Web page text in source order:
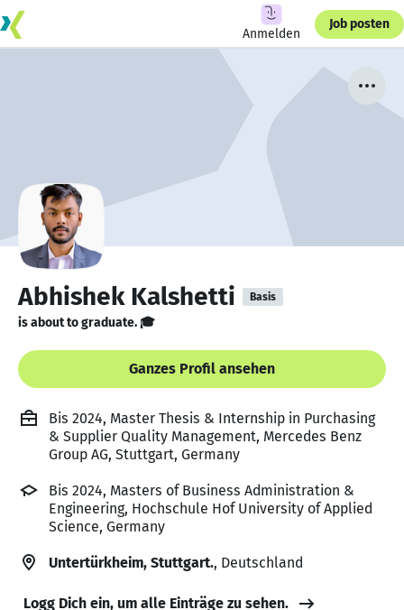
Anmelden
Job posten
Abhishek Kalshetti Basis
is about to graduate. 🎓
Ganzes Profil ansehen
Bis 2024, Master Thesis & Internship in Purchasing
& Supplier Quality Management, Mercedes Benz
Group AG, Stuttgart, Germany
Bis 2024, Masters of Business Administration &
Engineering, Hochschule Hof University of Applied
Science, Germany
Untertürkheim, Stuttgart., Deutschland
Logg Dich ein, um alle Einträge zu sehen.